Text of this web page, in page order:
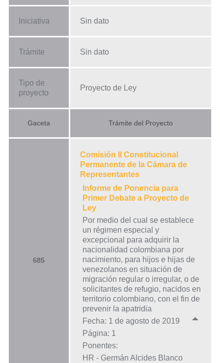
Iniciativa Sin dato
Trámite Sin dato
Tipo de
proyecto
Proyecto de Ley
Gaceta Trámite del Proyecto
685
Comisión II Constitucional
Permanente de la Cámara de
Representantes
Informe de Ponencia para
Primer Debate a Proyecto de
Ley
Por medio del cual se establece
un régimen especial y
excepcional para adquirir la
nacionalidad colombiana por
nacimiento, para hijos e hijas de
venezolanos en situación de
migración regular o irregular, o de
solicitantes de refugio, nacidos en
territorio colombiano, con el fin de
prevenir la apatridia
Fecha: 1 de agosto de 2019
Página: 1
Ponentes:
HR - Germán Alcides Blanco